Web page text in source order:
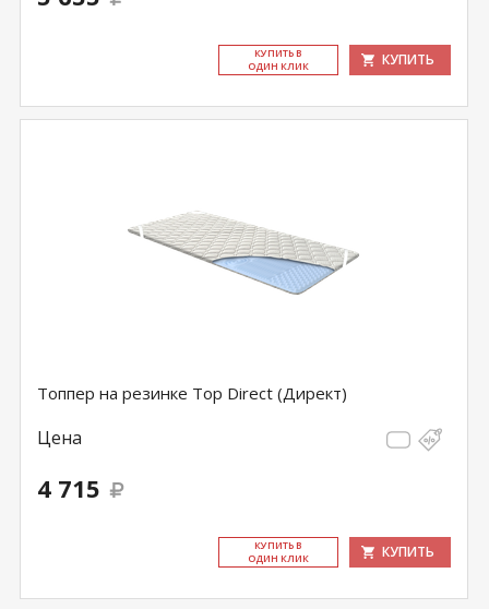
КУ­ПИТЬ В
ОДИН КЛИК
КУПИТЬ
Топпер на резинке Top Direct (Директ)
Цена
4 715
КУ­ПИТЬ В
ОДИН КЛИК
КУПИТЬ